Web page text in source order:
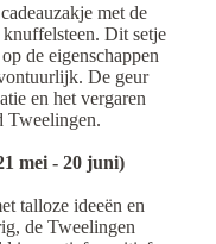
met de
Dit setje
de eigenschappen
De geur
en het vergaren
Tweelingen.
mei - 20 juni)
talloze ideeën en
de Tweelingen